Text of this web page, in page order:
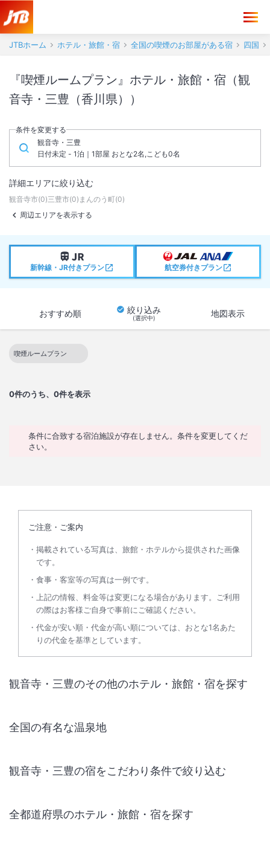
JTBホーム ホテル・旅館・宿 全国の喫煙のお部屋がある宿 四国
『喫煙ルームプラン』ホテル・旅館・宿（観
音寺・三豊（香川県））
条件を変更する
観音寺・三豊
日付未定 - 1泊｜1部屋 おとな2名,こども0名
詳細エリアに絞り込む
観音寺市(0)三豊市(0) まんのう町(0)
周辺エリアを表示する
新幹線・JR付きプラン 航空券付きプラン
おすすめ順 絞り込み
(選択中) 地図表示
0件のうち、0件を表示
喫煙ルームプラン
この絞り込み条件を解除
条件に合致する宿泊施設が存在しません。条件を変更してくだ
さい。
ご注意・ご案内
掲載されている写真は、旅館・ホテルから提供された画像
です。
食事・客室等の写真は一例です。
上記の情報、料金等は変更になる場合があります。ご利用
の際はお客様ご自身で事前にご確認ください。
代金が安い順・代金が高い順については、おとな1名あた
りの代金を基準としています。
観音寺・三豊のその他のホテル・旅館・宿を探す
全国の有名な温泉地
観音寺・三豊の宿をこだわり条件で絞り込む
全都道府県のホテル・旅館・宿を探す